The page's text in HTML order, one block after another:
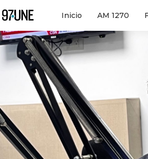
Inicio AM 1270